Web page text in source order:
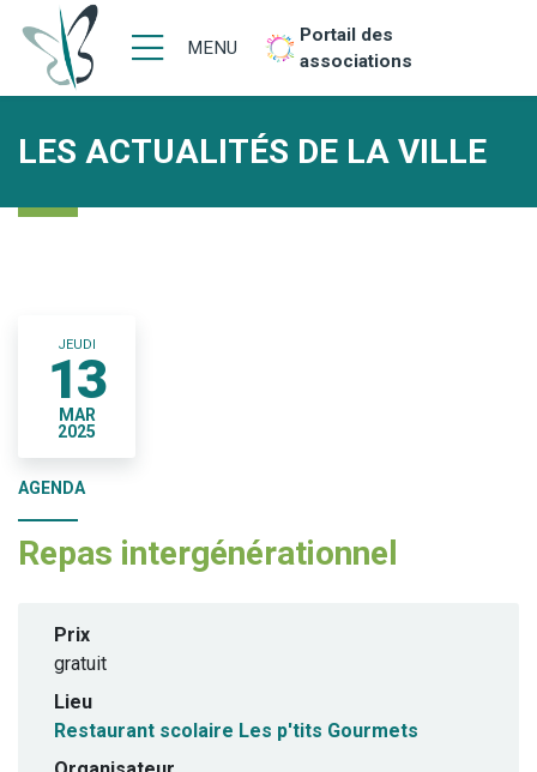
MENU
Portail des
associations
LES ACTUALITÉS DE LA VILLE
JEUDI
13
MAR
2025
AGENDA
Repas intergénérationnel
Prix
gratuit
Lieu
Restaurant scolaire Les p'tits Gourmets